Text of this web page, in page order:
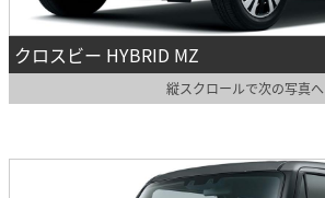
クロスビー HYBRID MZ
縦スクロールで次の写真へ